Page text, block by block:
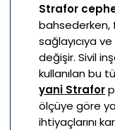
Strafor
bahsederken,
sağlayıcıya
değişir. Sivil
kullanılan bu
yani Strafor
ölçüye göre
ihtiyaçlarını